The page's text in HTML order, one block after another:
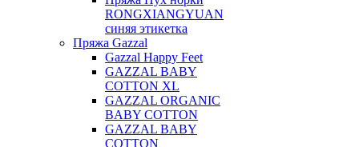
RONGXIANGYUAN
синяя этикетка
Пряжа Gazzal
Gazzal Happy Feet
GAZZAL BABY
COTTON XL
GAZZAL ORGANIC
BABY COTTON
GAZZAL BABY
COTTON